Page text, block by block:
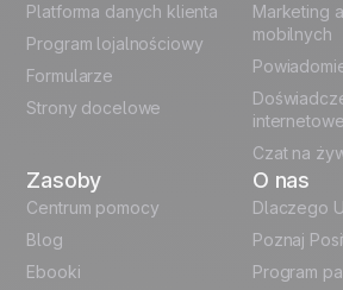
Italian
Español
Platforma danych klienta
Program lojalnościowy
Formularze
Strony docelowe
Marketing
mobilnych
Czat na
Zasoby
Centrum pomocy
Blog
Ebooki
O nas
Dlaczego
Poznaj
Program